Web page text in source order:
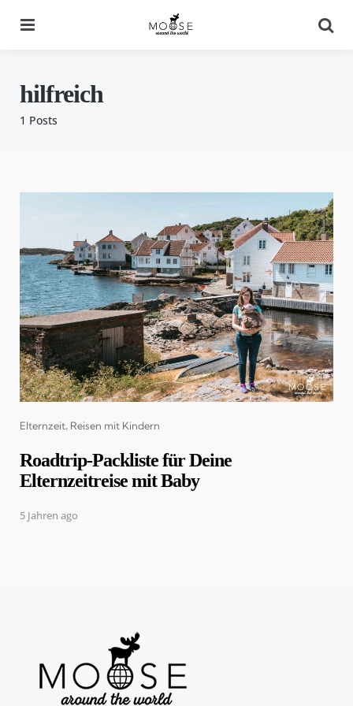
1 Posts
hilfreich
Categories
Elternzeit Reisen mit Kindern
Roadtrip-Packliste für Deine
Elternzeitreise mit Baby
5 Jahren ago